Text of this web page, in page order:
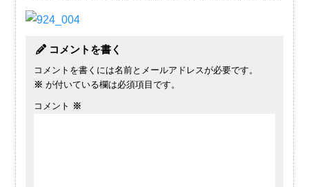
コメントを書く
コメントを書くには名前とメールアドレスが必要です。
※ が付いている欄は必須項目です。
コメント ※